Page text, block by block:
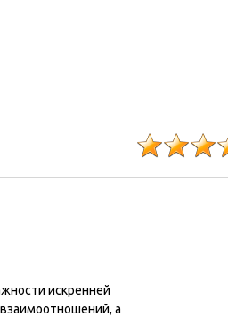
искренней
а